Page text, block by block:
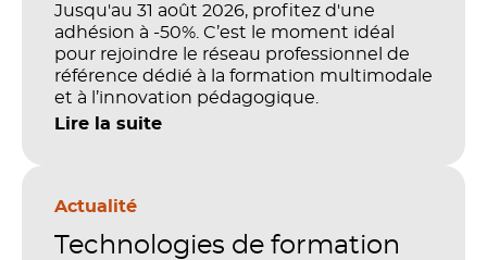
Jusqu'au 31 août 2026, profitez d'une
adhésion à -50%. C’est le moment idéal
pour rejoindre le réseau professionnel de
référence dédié à la formation multimodale
et à l’innovation pédagogique.
Lire la suite
Actualité
Technologies de formation